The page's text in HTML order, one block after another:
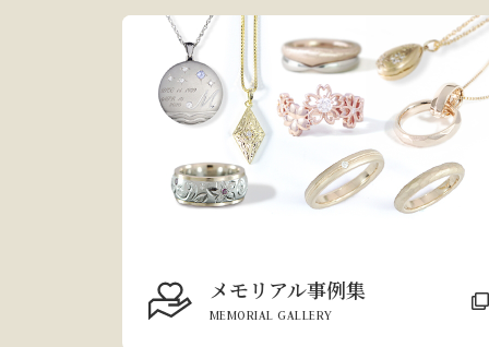
メモリアル事例集
MEMORIAL GALLERY